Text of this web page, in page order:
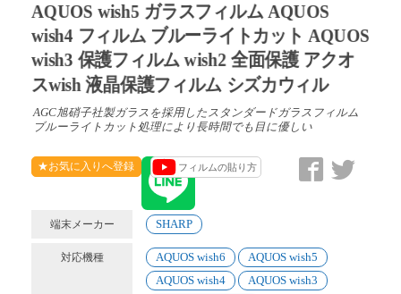
AQUOS wish5 ガラスフィルム AQUOS
wish4 フィルム ブルーライトカット AQUOS
wish3 保護フィルム wish2 全面保護 アクオ
スwish 液晶保護フィルム シズカウィル
AGC旭硝子社製ガラスを採用したスタンダードガラスフィルム
ブルーライトカット処理により長時間でも目に優しい
★お気に入りへ登録 フィルムの貼り方
端末メーカー SHARP
対応機種 AQUOS wish6
AQUOS wish5
AQUOS wish4
AQUOS wish3